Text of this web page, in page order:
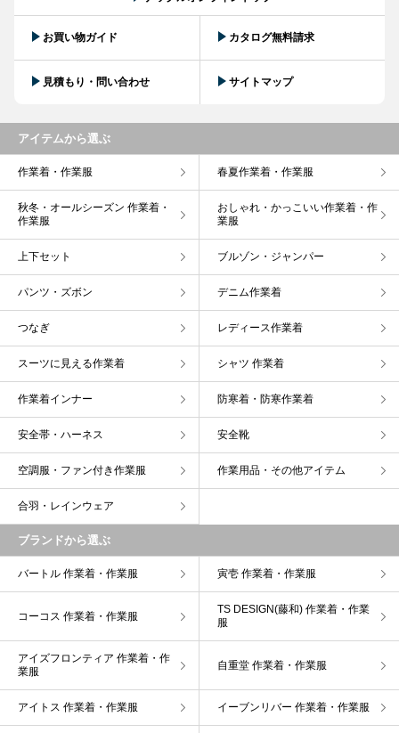
お買い物ガイド カタログ無料請求
見積もり・問い合わせ サイトマップ
アイテムから選ぶ
作業着・作業服 春夏作業着・作業服
秋冬・オールシーズン 作業着・
作業服
おしゃれ・かっこいい作業着・作
業服
上下セット ブルゾン・ジャンパー
パンツ・ズボン デニム作業着
つなぎ レディース作業着
スーツに見える作業着 シャツ 作業着
作業着インナー 防寒着・防寒作業着
安全帯・ハーネス 安全靴
空調服・ファン付き作業服 作業用品・その他アイテム
合羽・レインウェア
ブランドから選ぶ
バートル 作業着・作業服 寅壱 作業着・作業服
コーコス 作業着・作業服
TS DESIGN(藤和) 作業着・作業
服
アイズフロンティア 作業着・作
業服
自重堂 作業着・作業服
アイトス 作業着・作業服 イーブンリバー 作業着・作業服